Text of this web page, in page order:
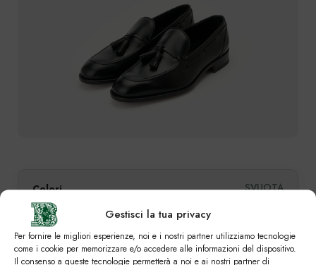
Gestisci la tua privacy
Per fornire le migliori esperienze, noi e i nostri partner utilizziamo tecnologie
come i cookie per memorizzare e/o accedere alle informazioni del dispositivo.
Il consenso a queste tecnologie permetterà a noi e ai nostri partner di
Colori
Numero
SVUOTA